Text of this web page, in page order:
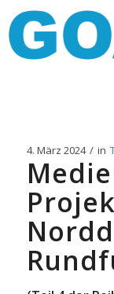
4. März 2024 / in